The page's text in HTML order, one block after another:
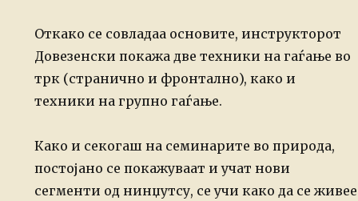
Откако се совладааосновите, инструкторот
Довезенски покажа две техники на гаѓање во
трк (странично и фронтално), како и
техники на групно гаѓање.
Како и секогаш насеминарите во природа,
постојано се покажуваат и учат нови
сегменти од нинџутсу, се учи како да се живее